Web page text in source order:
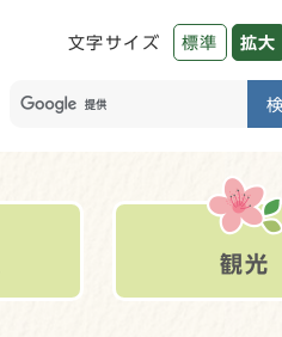
文字サイズ 標準 拡大
観光